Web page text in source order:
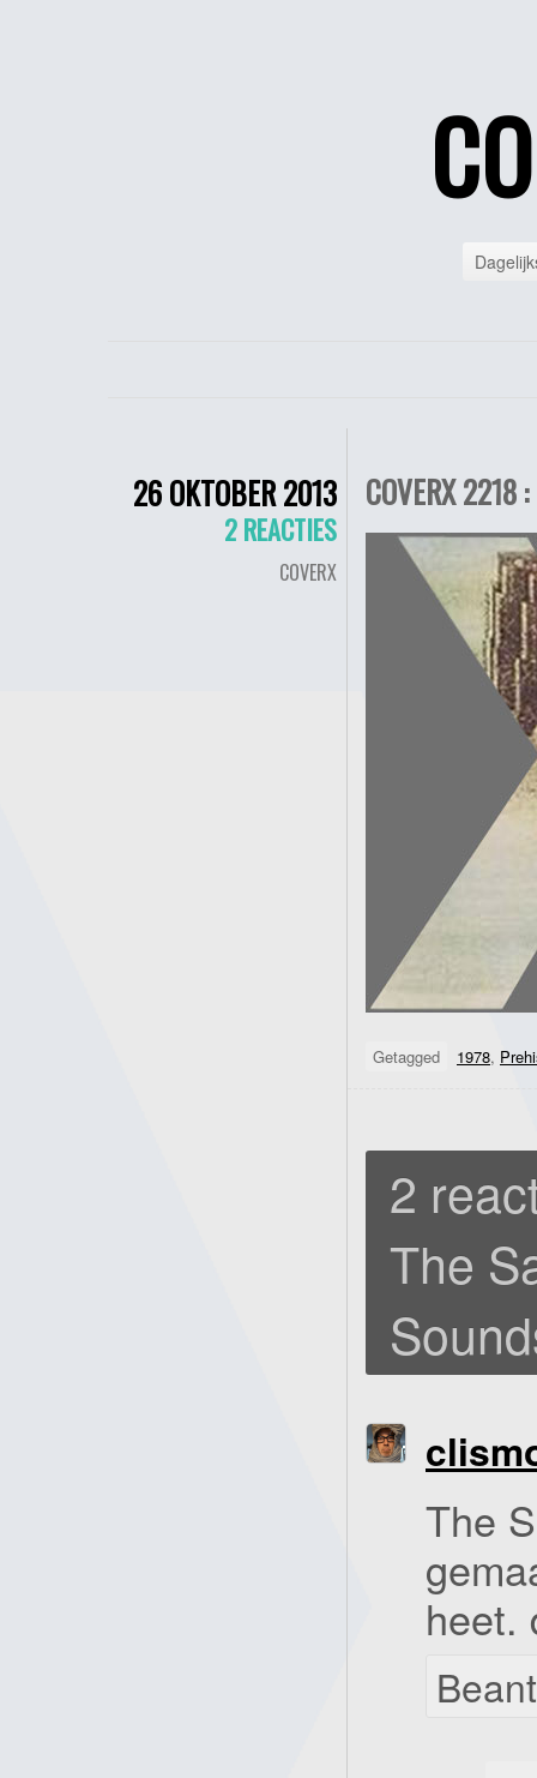
26 OKTOBER 2013
2 REACTIES
COVERX
COVERX 2218
Getagged 1978,
2
The
The
heet.